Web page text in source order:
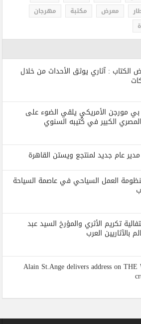
معرض مكتبة
مهرجان
: آثاري يوثق الأحداث من خلال
مورجن الأمريكي يلقي الضوء على
الكبير في كُتيبه السنوي
عام جديد لمنتجع ويستن القاهرة
العمل السياحي في عاصمة السياحة
تكريم الأثري والمؤرخ السيد عبد
بالآثاريين العرب
Alain St.Ange delivers address on